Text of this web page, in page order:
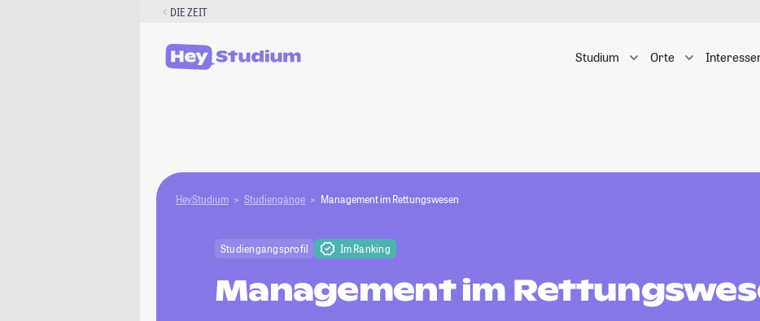
DIE ZEIT
Studium Orte
HeyStudium Studiengänge Management im Rettungswesen
Studiengangsprofil Im Ranking
Management im